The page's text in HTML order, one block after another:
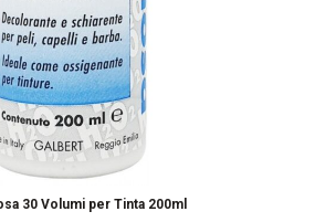
30 Volumi per Tinta 200ml